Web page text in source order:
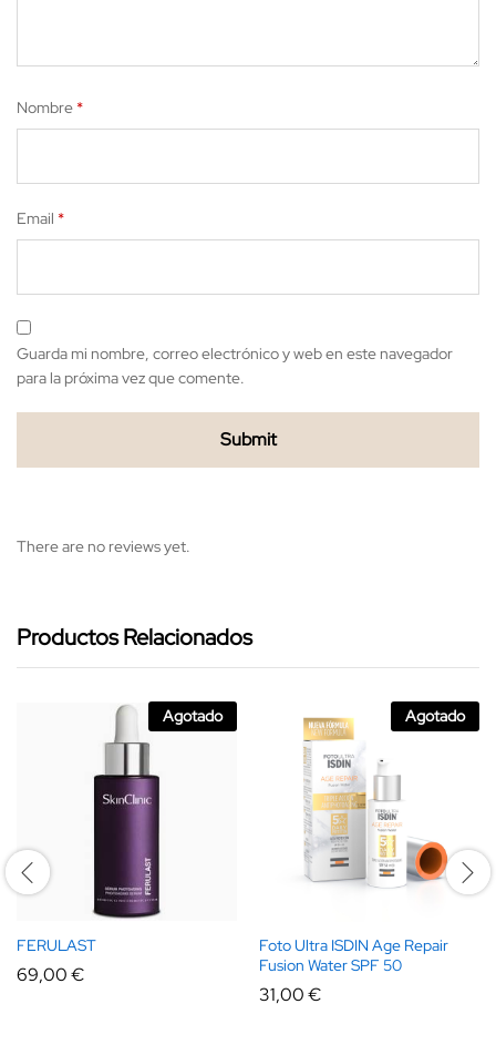
Nombre *
Email *
Guarda mi nombre, correo electrónico y web en este navegador
para la próxima vez que comente.
There are no reviews yet.
Productos Relacionados
Agotado
FERULAST
69,00€
Agotado
Foto Ultra ISDIN Age Repair
Fusion Water SPF 50
31,00€